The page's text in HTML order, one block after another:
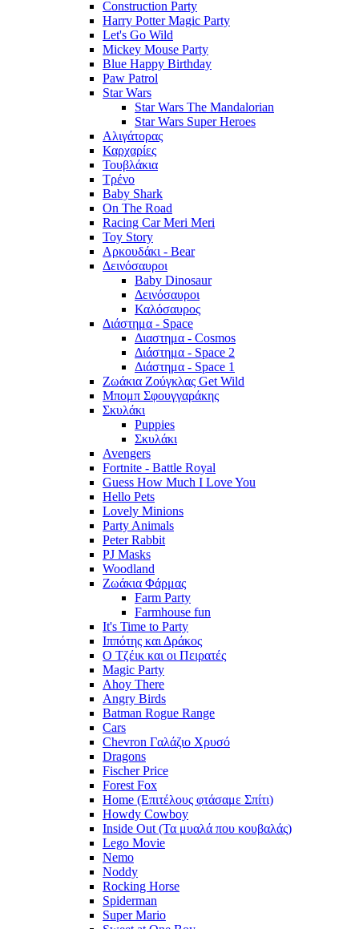
Construction Party
Harry Potter Magic Party
Let's Go Wild
Mickey Mouse Party
Blue Happy Birthday
Paw Patrol
Star Wars
Star Wars The Mandalorian
Star Wars Super Heroes
Αλιγάτορας
Καρχαρίες
Τουβλάκια
Τρένο
Baby Shark
On The Road
Racing Car Meri Meri
Toy Story
Αρκουδάκι - Bear
Δεινόσαυροι
Baby Dinosaur
Δεινόσαυροι
Καλόσαυρος
Διάστημα - Space
Διαστημα - Cosmos
Διάστημα - Space 2
Διάστημα - Space 1
Ζωάκια Ζούγκλας Get Wild
Μπομπ Σφουγγαράκης
Σκυλάκι
Puppies
Σκυλάκι
Avengers
Fortnite - Battle Royal
Guess How Much I Love You
Hello Pets
Lovely Minions
Party Animals
Peter Rabbit
PJ Masks
Woodland
Ζωάκια Φάρμας
Farm Party
Farmhouse fun
It's Time to Party
Ιππότης και Δράκος
Ο Τζέικ και οι Πειρατές
Magic Party
Ahoy There
Angry Birds
Batman Rogue Range
Cars
Chevron Γαλάζιο Χρυσό
Dragons
Fischer Price
Forest Fox
Home (Επιτέλους φτάσαμε Σπίτι)
Howdy Cowboy
Inside Out (Τα μυαλά που κουβαλάς)
Lego Movie
Nemo
Noddy
Rocking Horse
Spiderman
Super Mario